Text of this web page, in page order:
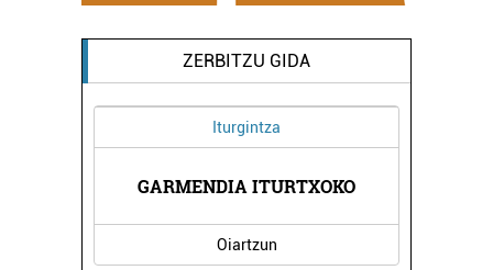
ZERBITZU GIDA
Iturgintza
GARMENDIA ITURTXOKO
Oiartzun